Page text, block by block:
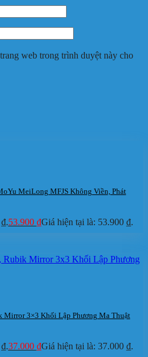
web trong trình duyệt này cho
MeiLong MFJS Không Viền, Phát
53.900 ₫Giá hiện tại là: 53.900 ₫.
Mirror 3×3 Khối Lập Phương Ma Thuật
37.000 ₫Giá hiện tại là: 37.000 ₫.